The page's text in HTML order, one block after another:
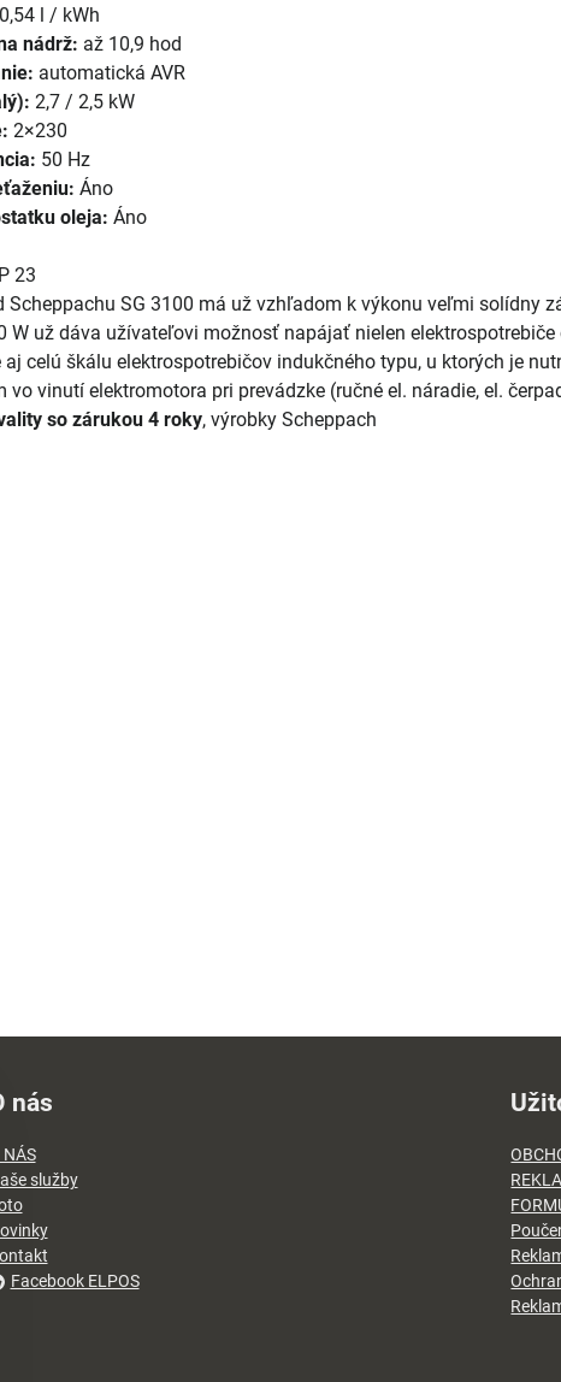
0,54 l / kWh
nádrž: až 10,9 hod
automatická AVR
2,7 / 2,5 kW
2×230
50 Hz
Áno
oleja: Áno
IP 23
Scheppachu SG 3100 má už vzhľadom k výkonu veľmi solídny
W už dáva užívateľovi možnosť napájať nielen
aj celú škálu elektrospotrebičov indukčného typu, u ktorých je
vo vinutí elektromotora pri prevádzke (ručné el. náradie, el.
so zárukou 4 roky, výrobky Scheppach
nás
NÁS
služby
Facebook ELPOS